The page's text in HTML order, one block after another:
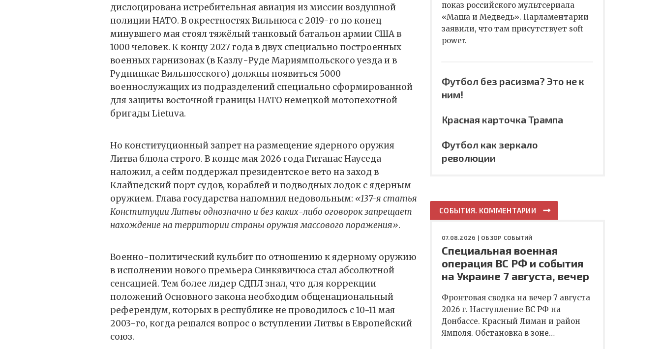
дислоцирована истребительная авиация из миссии воздушной
полиции НАТО. В окрестностях Вильнюса с 2019-го по конец
минувшего мая стоял тяжёлый танковый батальон армии США в
1000 человек. К концу 2027 года в двух специально построенных
военных гарнизонах (в Казлу-Руде Мариямпольского уезда и в
Руднинкае Вильнюсского) должны появиться 5000
военнослужащих из подразделений специально сформированной
для защиты восточной границы НАТО немецкой мотопехотной
бригады Lietuva.
Но конституционный запрет на размещение ядерного оружия
Литва блюла строго. В конце мая 2026 года Гитанас Науседа
наложил, а сейм поддержал президентское вето на заход в
Клайпедский порт судов, кораблей и подводных лодок с ядерным
оружием. Глава государства напомнил недовольным: «137-я статья
Конституции Литвы однозначно и без каких-либо оговорок запрещает
нахождение на территории страны оружия массового поражения».
Военно-политический кульбит по отношению к ядерному оружию
в исполнении нового премьера Синкявичюса стал абсолютной
сенсацией. Тем более лидер СДПЛ знал, что для коррекции
положений Основного закона необходим общенациональный
референдум, которых в республике не проводилось с 10-11 мая
2003-го, когда решался вопрос о вступлении Литвы в Европейский
союз.
показ российского мультсериала
«Маша и Медведь». Парламентарии
заявили, что там присутствует soft
power.
Футбол без расизма? Это не к
ним!
Красная карточка Трампа
Футбол как зеркало
революции
СОБЫТИЯ. КОММЕНТАРИИ
07.08.2026 | ОБЗОР СОБЫТИЙ
Специальная военная
операция ВС РФ и события
на Украине 7 августа, вечер
Фронтовая сводка на вечер 7 августа
2026 г. Наступление ВС РФ на
Донбассе. Красный Лиман и район
Ямполя. Обстановка в зоне…